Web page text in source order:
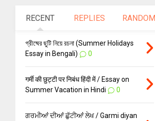
RECENT REPLIES RANDOM
গ্রীষ্মের ছুটি নিয়ে রচনা (Summer Holidays
Essay in Bengali)
0
गर्मी की छुट्टी पर निबंध हिंदी में / Essay on
Summer Vacation in Hindi
0
ਗਰਮੀਆਂ ਦੀਆਂ ਛੁੱਟੀਆਂ ਲੇਖ / Garmi diyan